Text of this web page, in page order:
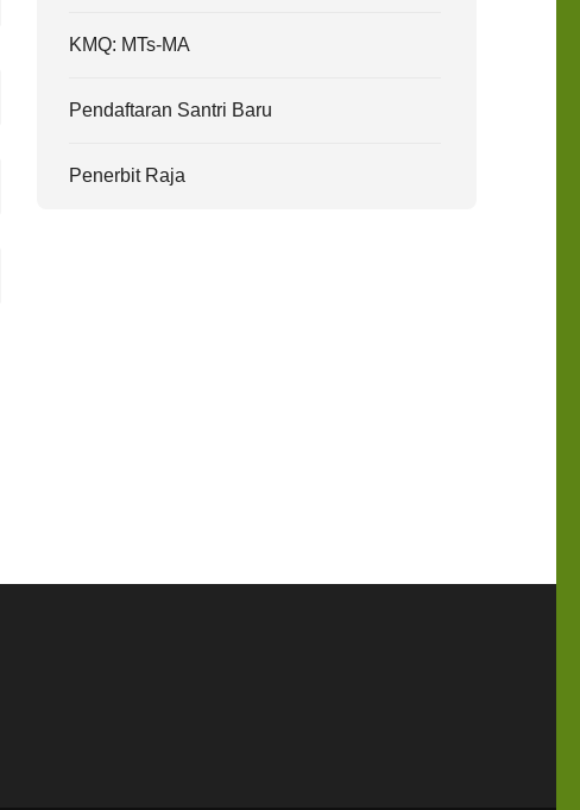
KMQ: MTs-MA
Pendaftaran Santri Baru
Penerbit Raja